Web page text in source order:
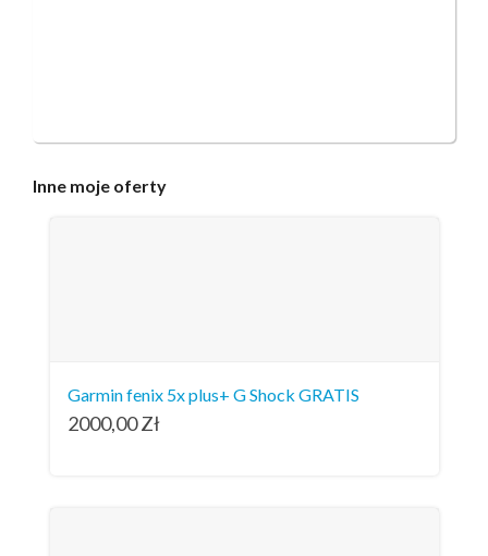
Inne moje oferty
Garmin fenix 5x plus+ G Shock GRATIS
2000,00Zł